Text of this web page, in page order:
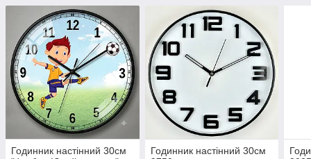
Годинник настінний 30см
Годинник настінний 30см